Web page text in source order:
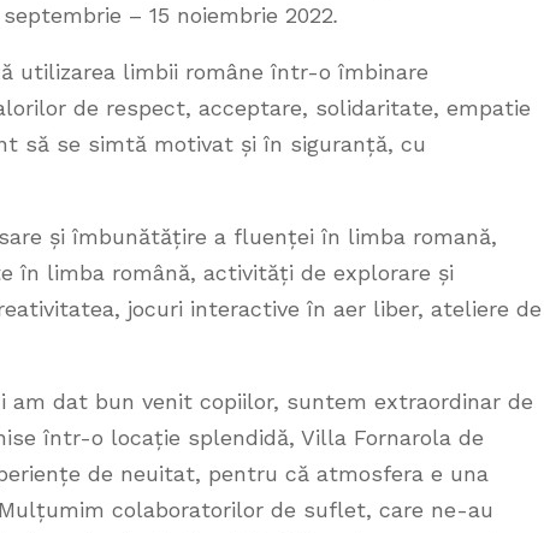
– 15 noiembrie 2022.
utilizarea limbii române într-o îmbinare
de respect, acceptare, solidaritate, empatie
să se simtă motivat și în siguranță, cu
și îmbunătățire a fluenței în limba romană,
în limba română, activități de explorare și
jocuri interactive în aer liber, ateliere de
am dat bun venit copiilor, suntem extraordinar de
într-o locație splendidă, Villa Fornarola de
de neuitat, pentru că atmosfera e una
colaboratorilor de suflet, care ne-au